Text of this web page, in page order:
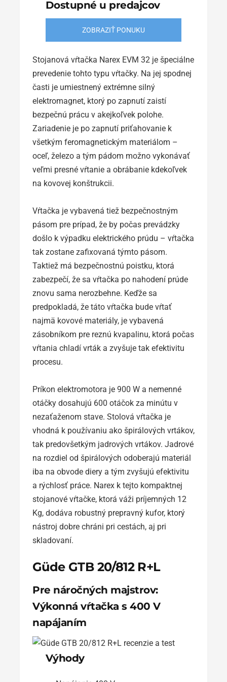
Dostupné u predajcov
ZOBRAZIŤ PONUKU
Stojanová vŕtačka Narex EVM 32 je špeciálne
prevedenie tohto typu vŕtačky. Na jej spodnej
časti je umiestnený extrémne silný
elektromagnet, ktorý po zapnutí zaistí
bezpečnú prácu v akejkoľvek polohe.
Zariadenie je po zapnutí priťahovanie k
všetkým feromagnetickým materiálom –
oceľ, železo a tým pádom možno vykonávať
veľmi presné vŕtanie a obrábanie kdekoľvek
na kovovej konštrukcii.
Vŕtačka je vybavená tiež bezpečnostným
pásom pre prípad, že by počas prevádzky
došlo k výpadku elektrického prúdu – vŕtačka
tak zostane zafixovaná týmto pásom.
Taktiež má bezpečnostnú poistku, ktorá
zabezpečí, že sa vŕtačka po nahodení prúde
znovu sama nerozbehne. Keďže sa
predpokladá, že táto vŕtačka bude vŕtať
najmä kovové materiály, je vybavená
zásobníkom pre reznú kvapalinu, ktorá počas
vŕtania chladí vrták a zvyšuje tak efektivitu
procesu.
Príkon elektromotora je 900 W a nemenné
otáčky dosahujú 600 otáčok za minútu v
nezaťaženom stave. Stolová vŕtačka je
vhodná k používaniu ako špirálových vrtákov,
tak predovšetkým jadrových vrtákov. Jadrové
na rozdiel od špirálových odoberajú materiál
iba na obvode diery a tým zvyšujú efektivitu
a rýchlosť práce. Narex k tejto kompaktnej
stojanové vŕtačke, ktorá váži príjemných 12
Kg, dodáva robustný prepravný kufor, ktorý
nástroj dobre chráni pri cestách, aj pri
skladovaní.
Güde GTB 20/812 R+L
Pre náročných majstrov:
Výkonná vŕtačka s 400 V
napájaním
Výhody